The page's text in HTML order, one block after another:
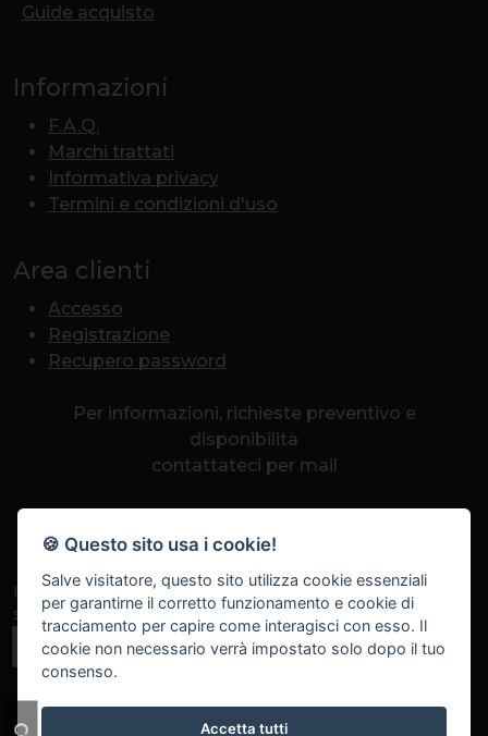
Guide acquisto
Informazioni
F.A.Q.
Marchi trattati
Informativa privacy
Termini e condizioni d'uso
Area clienti
Accesso
Registrazione
Recupero password
Per informazioni, richieste preventivo e
disponibilità
contattateci per mail
Iscriviti alla nostra newsletter per non perdere eventi
speciali, sconti a tempo e promozioni.
Iscriviti
🍪 Questo sito usa i cookie!
Salve visitatore, questo sito utilizza cookie essenziali
per garantirne il corretto funzionamento e cookie di
tracciamento per capire come interagisci con esso. Il
cookie non necessario verrà impostato solo dopo il tuo
consenso.
Accetta tutti